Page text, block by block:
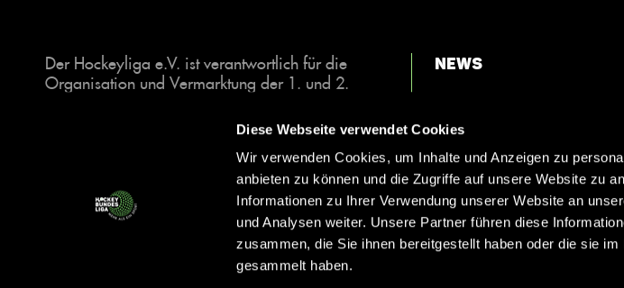
Diese Webseite verwendet Cookies
Wir verwenden Cookies, um Inhalte und Anzeigen zu
anbieten zu können und die Zugriffe auf unsere Website zu
Informationen zu Ihrer Verwendung unserer Website an
und Analysen weiter. Unsere Partner führen diese
zusammen, die Sie ihnen bereitgestellt haben oder die sie
gesammelt haben.
Der Hockeyliga e.V. ist verantwortlich für die
Organisation und Vermarktung der 1. und 2.
Halle. Insgesamt sind über 60 Vereine unter dem
Dach der Hockeyliga organisiert, sowohl im
Herren als auch im Damen Bereich.
News
Kontakt